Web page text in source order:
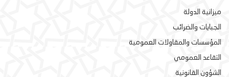
ميزانية الدولة
الجبايات والضرائب
المؤسسات والمقاولات العمومية
التقاعد العمومي
الشؤون القانونية